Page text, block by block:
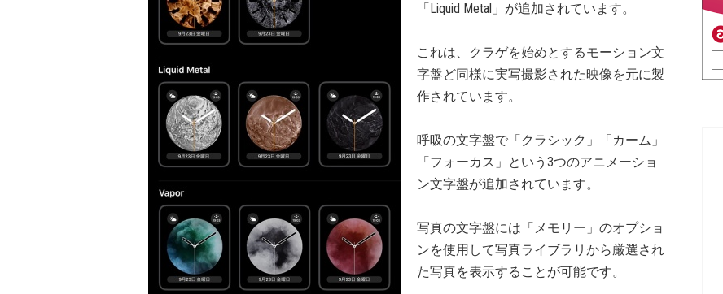
「Liquid Metal」が追加されています。
これは、クラゲを始めとするモーション文
字盤ど同様に実写撮影された映像を元に製
作されています。
呼吸の文字盤で「クラシック」「カーム」
「フォーカス」という3つのアニメーショ
ン文字盤が追加されています。
写真の文字盤には「メモリー」のオプショ
ンを使用して写真ライブラリから厳選され
た写真を表示することが可能です。